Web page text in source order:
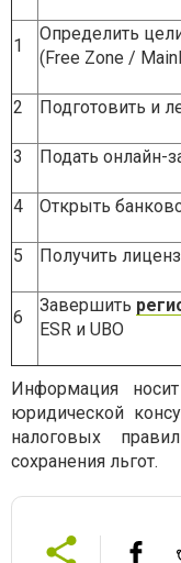
1
Определить
(Free Zone /
2 Подготовить и
3 Подать онлайн-
4 Открыть
5 Получить
6
Завершить
ESR и UBO
Информация
юридической
налоговых
сохранения льгот.